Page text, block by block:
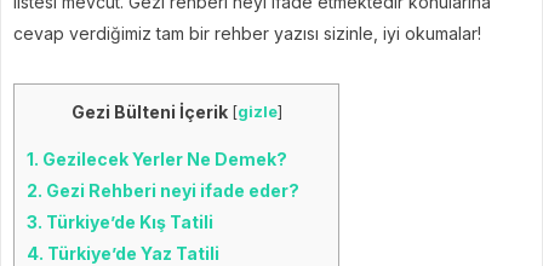
cevap verdiğimiz tam bir rehber yazısı sizinle, iyi okumalar!
Gezi Bülteni İçerik [gizle]
1. Gezilecek Yerler Ne Demek?
2. Gezi Rehberi neyi ifade eder?
3. Türkiye’de Kış Tatili
4. Türkiye’de Yaz Tatili